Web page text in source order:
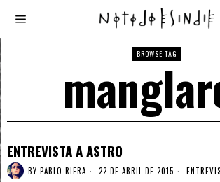
BROWSE TAG
ENTREVISTA A ASTRO
BY PABLO RIERA 22 DE ABRIL DE 2015